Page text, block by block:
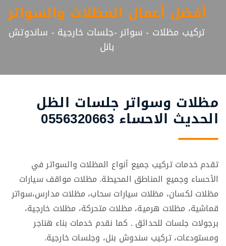
أفضل أعمال المظلات والسواتر
تركيب مظلات - سواتر -جلسات خارجية - ساندوتش
بانل
مظلات وسواتر جلسات الظل
الحديث الاحساء 0556320663
تقدم خدمات تركيب جميع أنواع المظلات والسواتر في
الأحساء وجميع المناطق المحيطة. مظلات مواقف سيارات
مظلات لكسان، مظلات سيارات سحاب، مظلات مدارس،سواتر
قماشية، مظلات هرمية، مظلات متحركة، مظلات خارجية،
برجولات جلسات للحدائق . كما نقدم خدمات بناء هناجر
ومستودعات، تركيب سندوش بنل، وجلسات خارجية.